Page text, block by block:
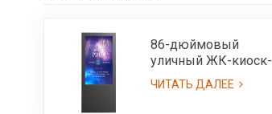
86-дюймовый
уличный ЖК-киоск-
IP65, изготовленный
на заказ
ЧИТАТЬ ДАЛЕЕ